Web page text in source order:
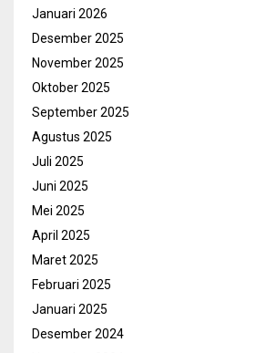
Januari 2026
Desember 2025
November 2025
Oktober 2025
September 2025
Agustus 2025
Juli 2025
Juni 2025
Mei 2025
April 2025
Maret 2025
Februari 2025
Januari 2025
Desember 2024